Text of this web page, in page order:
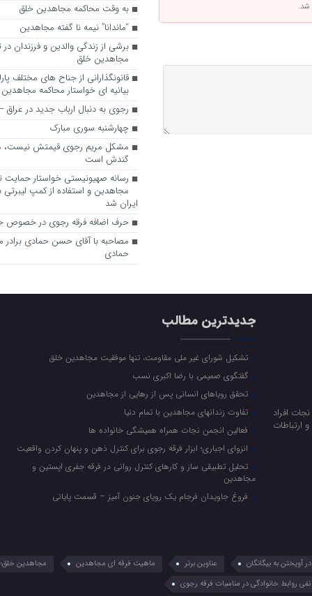
شد.
به وقت محاکمه مجاهدین خلق
“ماندانا” نیمه نا گفته مجاهدین
برشی از زندگی والدین و فرزندان
مجاهدین خلق
قانونگذارانی از جناح های مختلف
بیانیه ای خواستار محاکمه مجاهدین
رجوی به دنبال ارباب جدید در
چهارشنبه سوری مبارک
مشکل مریم رجوی قیمتش
گندش است
رسانه صهیونیستی خواستار حمایت
مجاهدین و استفاده از کمپ لیبرتی
ایران شد
حرف اضافه فرقه رجوی در خصوص
مصاحبه با آقای حسن حمادی
حمادی
افراد
جدیدترین مطالب
تشکیل شورای غیر ملی مقاومت، تنها موفقیت مجاهدین خلق
گفتگوی صمیمی با رضا اکبری نسب
تحقق رویاهای انسانی پس از رهایی از مجاهدین
تفاوت زندانهای مجاهدین با تمام دنیا
فعالین انجمن نجات همراه همیشگی خانواده ها
انزوای اجباری؛ ابزار فرقه رجوی برای کنترل ذهن و پنهان کردن واقعیت
تحلیل تطبیقی ساز و کارهای کنترل روانی در فرقه جفری اپستین و
مجاهدین
فروغ جاویدان فرجام یک رویای جنون آمیز – قسمت پایانی
آویختن به بیگانگان عناوین برتر ماهیت فرقه ای مجاهدین
مجاهدین
نفی روابط خانوادگی در مناسبات فرقه رجوی